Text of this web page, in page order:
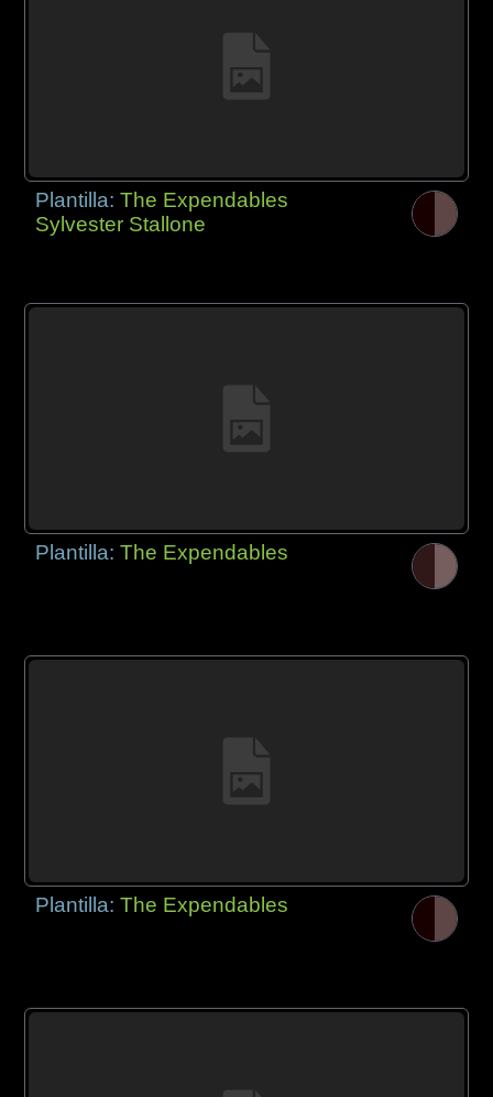
Plantilla:The Expendables
Sylvester Stallone
Plantilla:The Expendables
Plantilla:The Expendables